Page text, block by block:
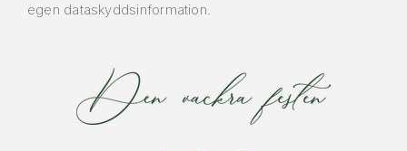
egen dataskyddsinformation.